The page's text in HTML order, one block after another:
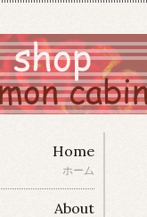
Home
ホーム
About